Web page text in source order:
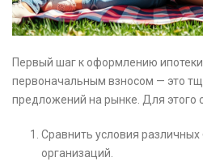
Первый шаг к оформлению
первоначальным взносом — это
предложений на рынке. Для этого
Сравнить условия
организаций.